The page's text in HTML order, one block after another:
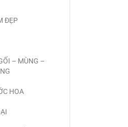
ĐẸP
– MÙNG –
HOA